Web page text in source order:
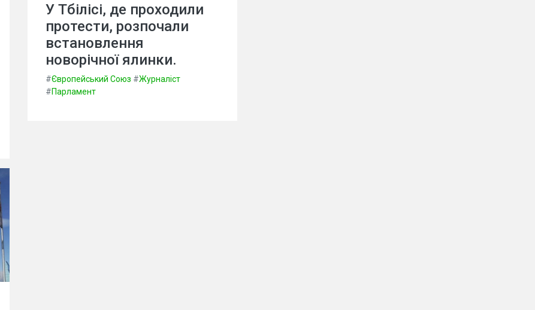
У Тбілісі, де проходили
протести, розпочали
встановлення
новорічної ялинки.
#Європейський Союз #Журналіст
#Парламент